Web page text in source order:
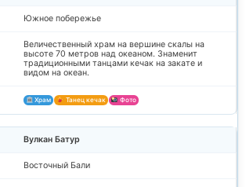
Южное побережье
Величественный храм на вершине скалы на
высоте 70 метров над океаном. Знаменит
традиционными танцами кечак на закате и
видом на океан.
Храм Танец кечак Фото
Вулкан Батур
Восточный Бали